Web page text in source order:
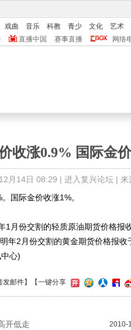
戏曲 音乐 科教 青少 文化
艺术
直播中国 赛事直播 网络
收涨0.9% 国际金
月14日 08:29 | 进入复兴论坛| 来
际金价收涨1%。
份交割的轻质原油期货价格报
年2月份交割的黄金期货价格报
心)
发邮件】 【一键分享
开低走
2010-